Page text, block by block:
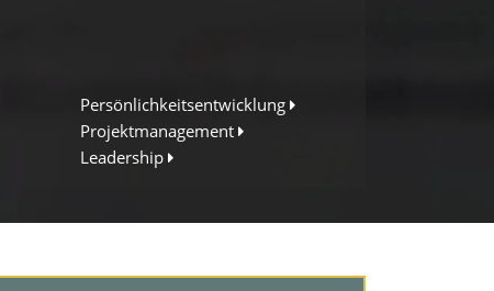
Persönlichkeitsentwicklung
Projektmanagement
Leadership